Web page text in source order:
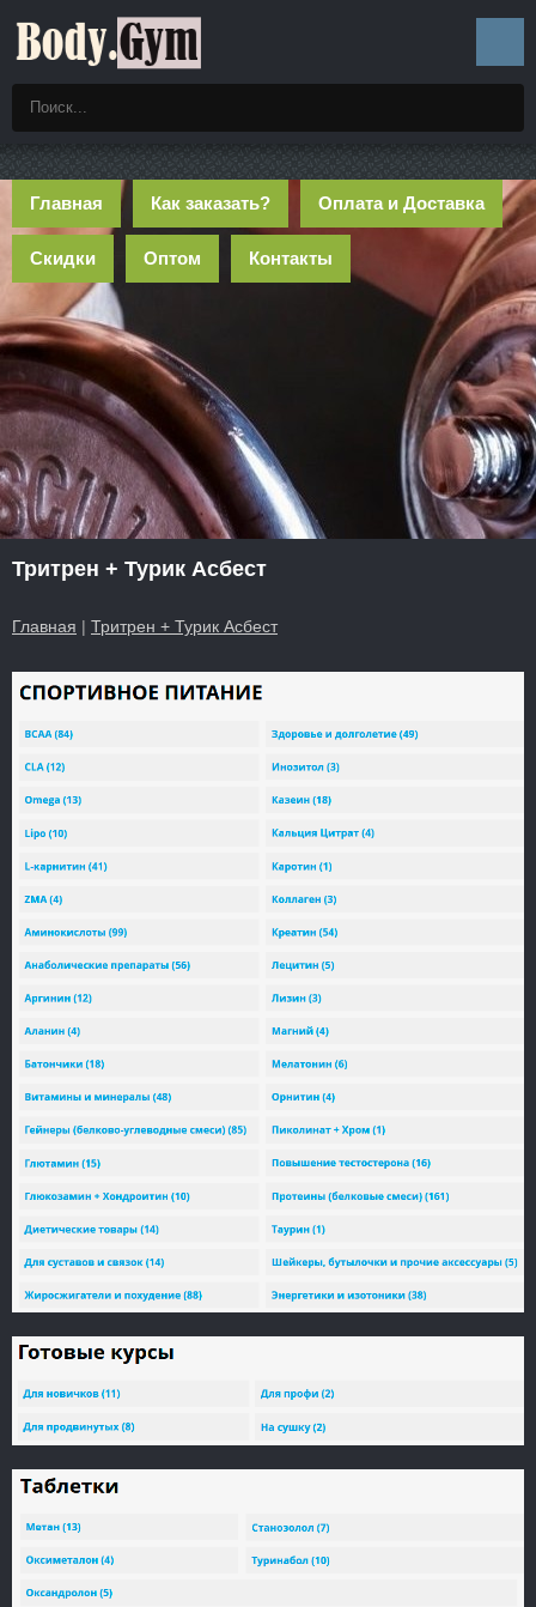
Главная Как заказать? Оплата и Доставка
Скидки Оптом Контакты
Тритрен + Турик Асбест
Главная | Тритрен + Турик Асбест